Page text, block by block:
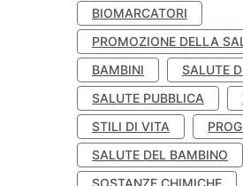
BIOMARCATORI
PROMOZIONE DELLA
BAMBINI
SALUTE
SALUTE PUBBLICA
STILI DI VITA
SALUTE DEL BAMBINO
SOSTANZE CHIMICHE